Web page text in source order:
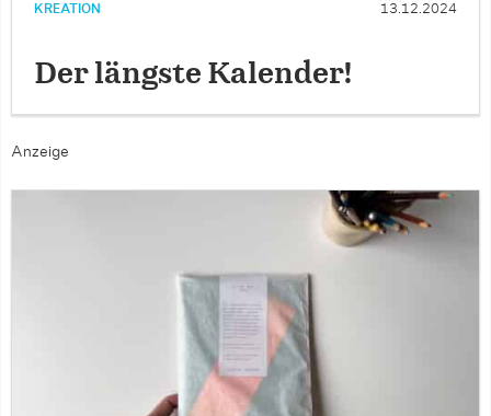
KREATION 13.12.2024
Der längste Kalender!
Anzeige